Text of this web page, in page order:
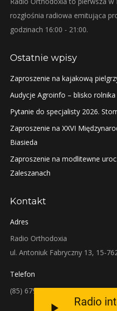
rozgłośnia radiowa emitująca
godzinach 16:00 - 21:00.
Ostatnie wpisy
Zaproszenie na kajakową
Audycje Agroinfo – blisko rolnika
Pytanie do specjalisty 2026.
Zaproszenie na XXVI
Biasieda
Zaproszenie na modlitewne
Zaleszanach
Kontakt
Adres
Radio Orthodoxia
ul. Antoniuk Fabryczny 13, 15-
Telefon
(85) 679-38-38
Radio